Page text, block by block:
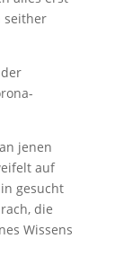
seither
jenen
auf
gesucht
die
Wissens